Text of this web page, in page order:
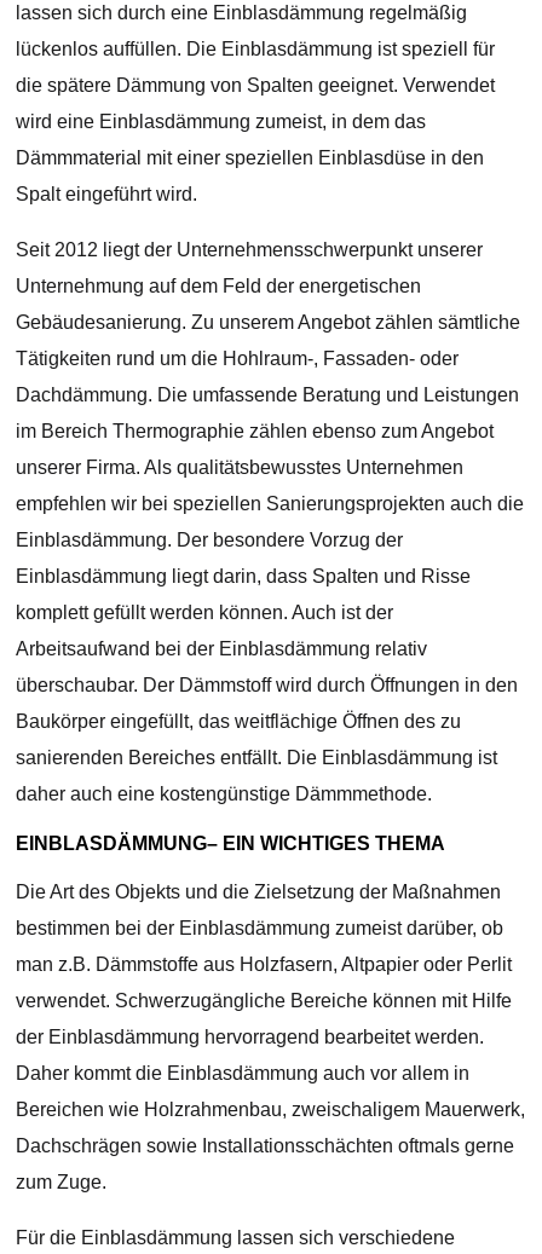
lassen sich durch eine Einblasdämmung regelmäßig
lückenlos auffüllen. Die Einblasdämmung ist speziell für
die spätere Dämmung von Spalten geeignet. Verwendet
wird eine Einblasdämmung zumeist, in dem das
Dämmmaterial mit einer speziellen Einblasdüse in den
Spalt eingeführt wird.
Seit 2012 liegt der Unternehmensschwerpunkt unserer
Unternehmung auf dem Feld der energetischen
Gebäudesanierung. Zu unserem Angebot zählen sämtliche
Tätigkeiten rund um die Hohlraum-, Fassaden- oder
Dachdämmung. Die umfassende Beratung und Leistungen
im Bereich Thermographie zählen ebenso zum Angebot
unserer Firma. Als qualitätsbewusstes Unternehmen
empfehlen wir bei speziellen Sanierungsprojekten auch die
Einblasdämmung. Der besondere Vorzug der
Einblasdämmung liegt darin, dass Spalten und Risse
komplett gefüllt werden können. Auch ist der
Arbeitsaufwand bei der Einblasdämmung relativ
überschaubar. Der Dämmstoff wird durch Öffnungen in den
Baukörper eingefüllt, das weitflächige Öffnen des zu
sanierenden Bereiches entfällt. Die Einblasdämmung ist
daher auch eine kostengünstige Dämmmethode.
EINBLASDÄMMUNG– EIN WICHTIGES THEMA
Die Art des Objekts und die Zielsetzung der Maßnahmen
bestimmen bei der Einblasdämmung zumeist darüber, ob
man z.B. Dämmstoffe aus Holzfasern, Altpapier oder Perlit
verwendet. Schwerzugängliche Bereiche können mit Hilfe
der Einblasdämmung hervorragend bearbeitet werden.
Daher kommt die Einblasdämmung auch vor allem in
Bereichen wie Holzrahmenbau, zweischaligem Mauerwerk,
Dachschrägen sowie Installationsschächten oftmals gerne
zum Zuge.
Für die Einblasdämmung lassen sich verschiedene